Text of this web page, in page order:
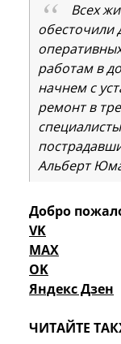
Всех
обесточили
работам в
начнем с
ремонт в
Альберт
Добро
VK
MAX
OK
Яндекс Дзен
ЧИТАЙТЕ